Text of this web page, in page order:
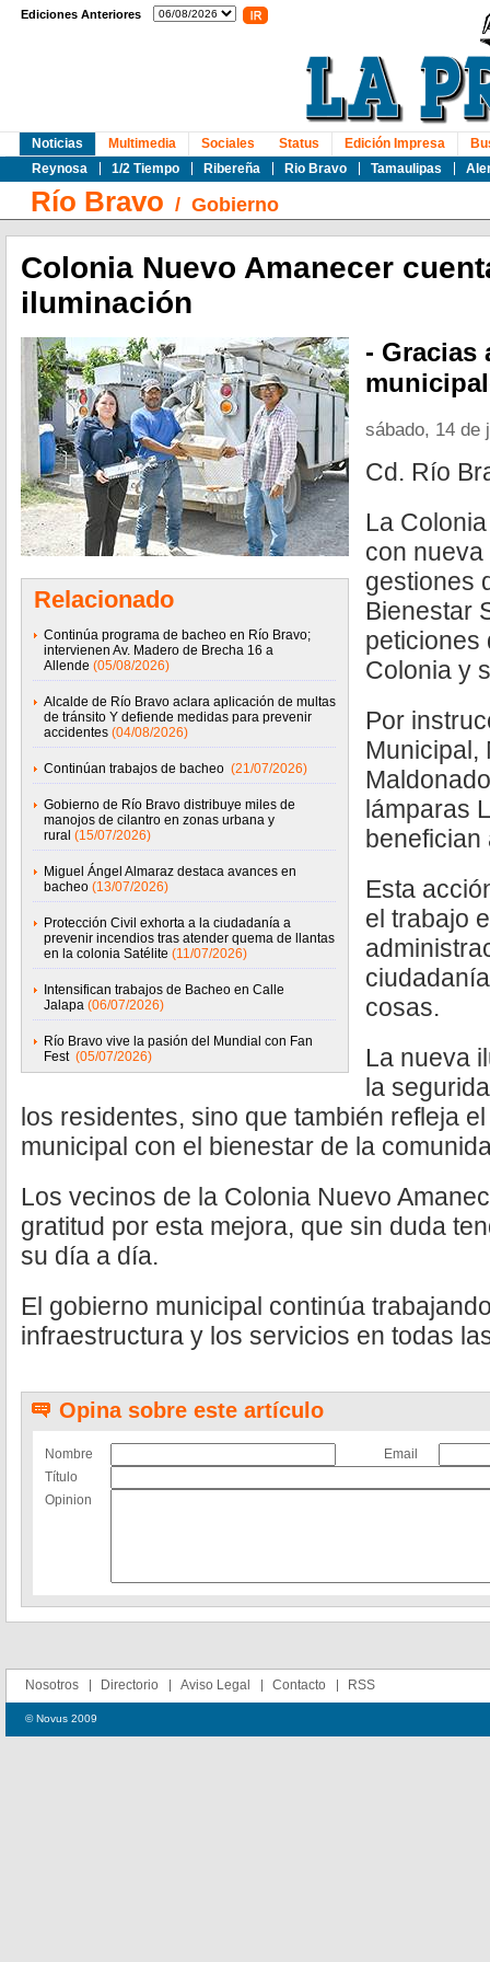
Ediciones Anteriores
Noticias
Reynosa
1/2 Tiempo Ribereña Rio Bravo Tamaulipas
Multimedia Sociales Status Edición Impresa
Río Bravo / Gobierno
Colonia Nuevo Amanecer
iluminación
Relacionado
Continúa programa de bacheo en Río Bravo;
intervienen Av. Madero de Brecha 16 a
Allende (05/08/2026)
Alcalde de Río Bravo aclara aplicación de multas
de tránsito Y defiende medidas para prevenir
accidentes (04/08/2026)
Continúan trabajos de bacheo (21/07/2026)
Gobierno de Río Bravo distribuye miles de
manojos de cilantro en zonas urbana y
rural (15/07/2026)
Miguel Ángel Almaraz destaca avances en
bacheo (13/07/2026)
Protección Civil exhorta a la ciudadanía a
prevenir incendios tras atender quema de llantas
en la colonia Satélite (11/07/2026)
Intensifican trabajos de Bacheo en Calle
Jalapa (06/07/2026)
Río Bravo vive la pasión del Mundial con Fan
Fest (05/07/2026)
- Gracias
sábado, 14 de
Cd. Río
La
con
gestiones
Bienestar
peticiones
Colonia y
Por
Municipal,
lámparas
benefician
Esta
el trabajo
cosas.
La nueva
la
los residentes, sino que también refleja
municipal con el bienestar de la
Los vecinos de la Colonia Nuevo
gratitud por esta mejora, que sin duda
su día a día.
El gobierno municipal continúa
infraestructura y los servicios en todas
Opina sobre este artículo
Nombre
Email
Título
Opinion
Nosotros Directorio Aviso Legal Contacto RSS
© Novus 2009